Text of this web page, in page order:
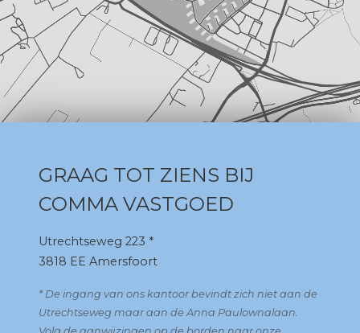
GRAAG TOT ZIENS BIJ
COMMA VASTGOED
Utrechtseweg 223 *
3818 EE Amersfoort
* De ingang van ons kantoor bevindt zich niet aan de
Utrechtseweg maar aan de Anna Paulownalaan.